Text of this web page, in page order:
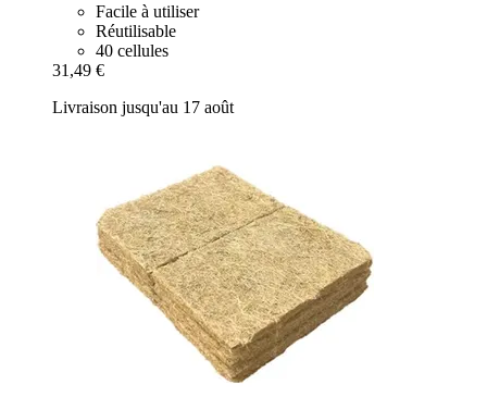
Facile à utiliser
Réutilisable
40 cellules
31,49 €
Livraison jusqu'au 17 août